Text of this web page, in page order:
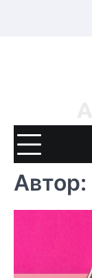
Автор: